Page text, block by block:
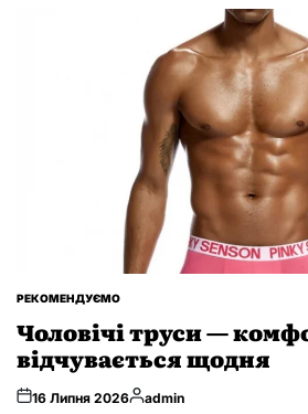
ОПУБЛІКУВАТИ
РЕКОМЕНДУЄМО
Чоловічі труси —
відчувається щодня
16 Липня 2026Опубліковано
admin